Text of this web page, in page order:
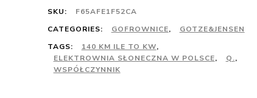
SKU:
F65AFE1F52CA
CATEGORIES:
GOFROWNICE,
GOTZE&JENSEN
TAGS:
140 KM ILE TO KW,
ELEKTROWNIA SŁONECZNA W POLSCE, Q.,
WSPÓŁCZYNNIK